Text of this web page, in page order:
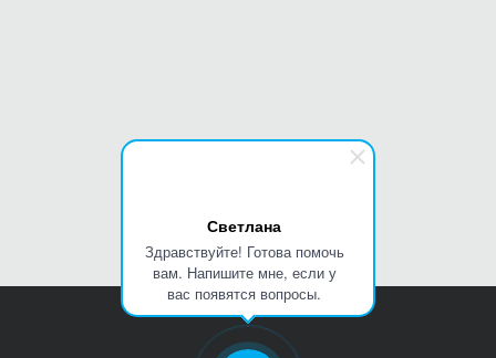
Светлана
Здравствуйте! Готова помочь
вам. Напишите мне, если у
вас появятся вопросы.